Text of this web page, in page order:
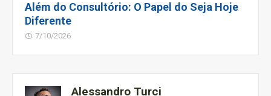
Além do Consultório: O Papel do Seja Hoje
Diferente
7/10/2026
Alessandro Turci